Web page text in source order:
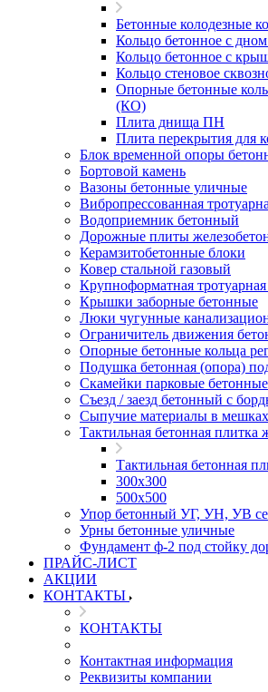
Бетонные колодезные
Кольцо бетонное с
Кольцо бетонное с
Кольцо стеновое
Опорные бетонные
(КО)
Плита днища ПН
Плита перекрытия для
Блок временной опоры
Бортовой камень
Вазоны бетонные уличные
Вибропрессованная
Водоприемник бетонный
Дорожные плиты
Керамзитобетонные блоки
Ковер стальной газовый
Крупноформатная
Крышки заборные бетонные
Люки чугунные
Ограничитель движения
Опорные бетонные кольца
Подушка бетонная (опора)
Скамейки парковые бетонные
Съезд / заезд бетонный с
Сыпучие материалы в мешках
Тактильная бетонная плитка
Тактильная бетонная
300х300
500х500
Упор бетонный УГ, УН, УВ
Урны бетонные уличные
Фундамент ф-2 под стойку
ПРАЙС-ЛИСТ
АКЦИИ
КОНТАКТЫ
КОНТАКТЫ
Контактная информация
Реквизиты компании